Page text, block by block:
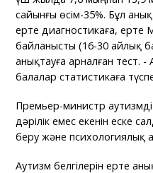
сайынғы өсім-35%. Бұл
ерте диагностикаға, ерте
байланысты (16-30 айлық
анықтауға арналған тест.
балалар статистикаға
Премьер-министр аутизмді
дәрілік емес екенін еске
беру және психологиялық
Аутизм белгілерін ерте